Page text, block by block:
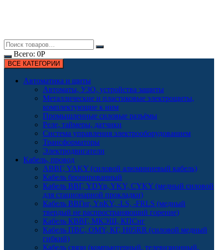
Всего: 0Р
ВСЕ КАТЕГОРИИ
Автоматика и щиты
Автоматы, УЗО, устройства защиты
Металлические и пластиковые электрощиты,
комплектующие к ним
Промышленные силовые разъёмы
Реле, таймеры, датчики
Система управления электрооборудованием
Трансформаторы
Электродвигатели
Кабель, провод
АВВГ, YAKY (силовой алюминиевый кабель)
Кабель бронированный
Кабель ВВГ, YDYp, YKY, CYKY (медный силовой
для стационарной прокладки)
Кабель ВВГнг, YnKY, -LS, -FRLS (медный
твердый не распространяющий горение)
Кабель КВВГ, МКЭШ, КПСнг
Кабель ПВС, OMY, КГ, H05RR (силовой медный
гибкий)
Кабель связи (компьютерный, телевизионный,